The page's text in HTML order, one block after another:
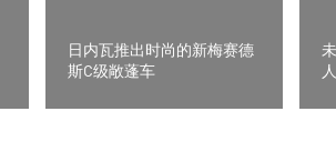
日内瓦推出时尚的新梅赛德
斯C级敞蓬车